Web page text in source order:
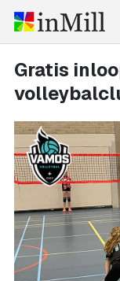
Gratis